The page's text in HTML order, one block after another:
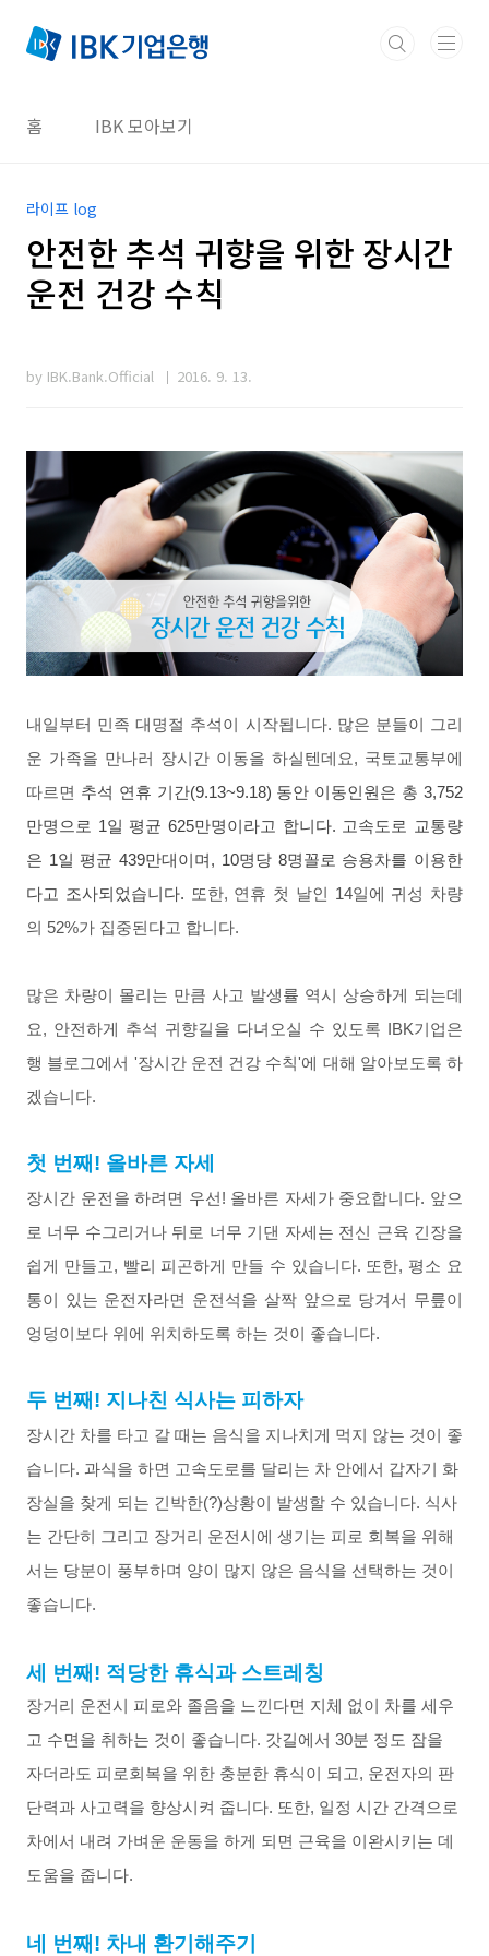
홈 IBK 모아보기
라이프 log
안전한 추석 귀향을 위한 장시간
운전 건강 수칙
by IBK.Bank.Official 2016. 9. 13.
내일부터 민족 대명절 추석이 시작됩니다. 많은 분들이 그리
운 가족을 만나러 장시간 이동을 하실텐데요, 국토교통부에
따르면 추석 연휴 기간(9.13~9.18) 동안 이동인원은 총3,752
만명으로 1일 평균 625만명이라고 합니다. 고속도로 교통량
은 1일 평균439만대이며 , 10명당 8명꼴로 승용차를 이용한
다고 조사되었습니다. 또한, 연휴 첫 날인 14일에 귀성 차량
의 52%가 집중된다고 합니다.
많은 차량이 몰리는 만큼 사고 발생률 역시 상승하게 되는데
요, 안전하게 추석 귀향길을 다녀오실 수 있도록 IBK기업은
행 블로그에서 '장시간 운전 건강 수칙'에 대해 알아보도록 하
겠습니다.
첫 번째 ! 올바른 자세
장시간 운전을 하려면 우선 ! 올바른 자세가 중요합니다. 앞으
로 너무 수그리거나 뒤로 너무 기댄 자세는 전신 근육 긴장을
쉽게 만들고, 빨리 피곤하게 만들 수 있습니다. 또한, 평소 요
통이 있는 운전자라면 운전석을 살짝 앞으로 당겨서 무릎이
엉덩이보다 위에 위치하도록 하는 것이 좋습니다.
두 번째 ! 지나친 식사는 피하자
장시간 차를 타고 갈 때는 음식을 지나치게 먹지 않는 것이
좋
습니다. 과식을 하면 고속도로를 달리는 차 안에서 갑자기
화
장실을 찾게 되는 긴박한(?)상황이 발생할 수 있습니다. 식사
는 간단히 그리고 장거리 운전시에 생기는 피로 회복을 위해
서는 당분이 풍부하며 양이 많지 않은 음식을 선택하는 것이
좋습니다.
세 번째 ! 적당한 휴식과 스트레칭
장거리 운전시 피로와 졸음을 느낀다면 지체 없이 차를 세우
고 수면을 취하는 것이 좋습니다. 갓길에서 30분 정도 잠을
자더라도 피로회복을 위한 충분한 휴식이 되고, 운전자의 판
단력과 사고력을 향상시켜 줍니다. 또한, 일정 시간 간격으로
차에서 내려 가벼운 운동을 하게 되면 근육을 이완시키는 데
도움을 줍니다.
네 번째 ! 차내 환기해주기